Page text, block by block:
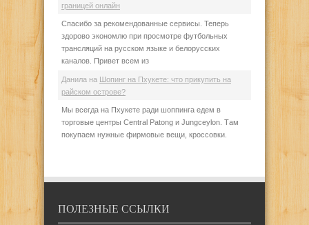
границей онлайн
Спасибо за рекомендованные сервисы. Теперь
здорово экономлю при просмотре футбольных
трансляций на русском языке и белорусских
каналов. Привет всем из
Данила на Шопинг на Пхукете: что прикупить на
райском острове?
Мы всегда на Пхукете ради шоппинга едем в
торговые центры Central Patong и Jungceylon. Там
покупаем нужные фирмовые вещи, кроссовки.
ПОЛЕЗНЫЕ ССЫЛКИ